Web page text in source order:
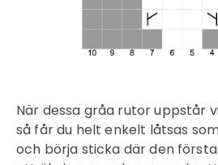
När dessa gråa rutor uppstår
så får du helt enkelt låtsas
och börja sticka där den